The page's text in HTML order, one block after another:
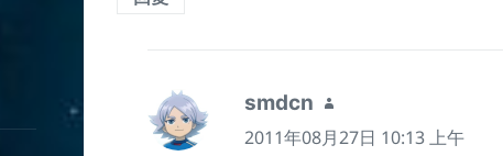
smdcn
说
道：
2011年08月27日 10:13 上午